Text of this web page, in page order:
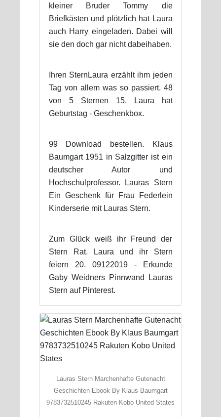
kleiner Bruder Tommy die
Briefkästen und plötzlich hat Laura
auch Harry eingeladen. Dabei will
sie den doch gar nicht dabeihaben.
Ihren SternLaura erzählt ihm jeden
Tag von allem was so passiert. 48
von 5 Sternen 15. Laura hat
Geburtstag - Geschenkbox.
99 Download bestellen. Klaus
Baumgart 1951 in Salzgitter ist ein
deutscher Autor und
Hochschulprofessor. Lauras Stern
Ein Geschenk für Frau Federlein
Kinderserie mit Lauras Stern.
Zum Glück weiß ihr Freund der
Stern Rat. Laura und ihr Stern
feiern 20. 09122019 - Erkunde
Gaby Weidners Pinnwand Lauras
Stern auf Pinterest.
Lauras Stern Marchenhafte Gutenacht
Geschichten Ebook By Klaus Baumgart
9783732510245 Rakuten Kobo United States